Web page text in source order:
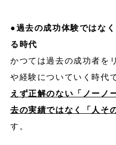
●過去の成功体験ではな
る時代
かつては過去の成功者を
や経験についていく時代
えず正解のない「ノーノ
去の実績ではなく「人そ
す。